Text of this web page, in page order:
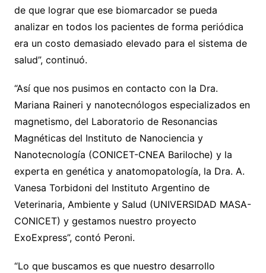
de que lograr que ese biomarcador se pueda
analizar en todos los pacientes de forma periódica
era un costo demasiado elevado para el sistema de
salud”, continuó.
“Así que nos pusimos en contacto con la Dra.
Mariana Raineri y nanotecnólogos especializados en
magnetismo, del Laboratorio de Resonancias
Magnéticas del Instituto de Nanociencia y
Nanotecnología (CONICET-CNEA Bariloche) y la
experta en genética y anatomopatología, la Dra. A.
Vanesa Torbidoni del Instituto Argentino de
Veterinaria, Ambiente y Salud (UNIVERSIDAD MASA-
CONICET) y gestamos nuestro proyecto
ExoExpress”, contó Peroni.
“Lo que buscamos es que nuestro desarrollo